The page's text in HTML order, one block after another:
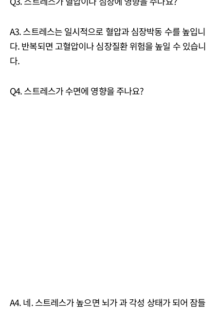
A3. 스트레스는 일시적으로 혈압과 심장박동 수를 높입니
다. 반복되면 고혈압이나 심장질환 위험을 높일 수 있습니
다.
Q4. 스트레스가 수면에 영향을 주나요?
A4. 네. 스트레스가 높으면 뇌가 과 각성 상태가 되어 잠들